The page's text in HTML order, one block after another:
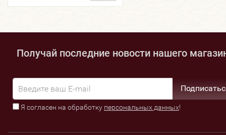
Получай последние новости нашего
Я согласен на обработку персональных данных!